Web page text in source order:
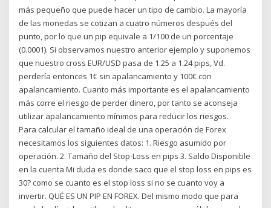
más pequeño que puede hacer un tipo de cambio. La mayoría
de las monedas se cotizan a cuatro números después del
punto, por lo que un pip equivale a 1/100 de un porcentaje
(0.0001). Si observamos nuestro anterior ejemplo y suponemos
que nuestro cross EUR/USD pasa de 1.25 a 1.24 pips, Vd.
perdería entonces 1€ sin apalancamiento y 100€ con
apalancamiento. Cuanto más importante es el apalancamiento
más corre el riesgo de perder dinero, por tanto se aconseja
utilizar apalancamiento mínimos para reducir los riesgos.
Para calcular el tamaño ideal de una operación de Forex
necesitamos los siguientes datos: 1. Riesgo asumido por
operación. 2. Tamaño del Stop-Loss en pips 3. Saldo Disponible
en la cuenta Mi duda es donde saco que el stop loss en pips es
30? como se cuanto es el stop loss si no se cuanto voy a
invertir. QUÉ ES UN PIP EN FOREX. Del mismo modo que para